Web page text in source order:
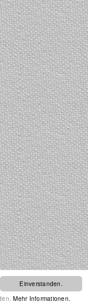
Einverstanden.
Mehr Informationen.